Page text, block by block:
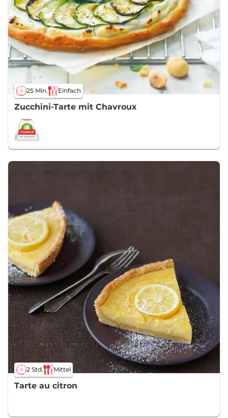
25 Min. Einfach
Zucchini-Tarte mit Chavroux
2 Std. Mittel
Tarte au citron